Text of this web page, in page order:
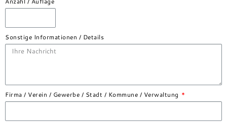
Sonstige Informationen / Details
Firma / Verein / Gewerbe / Stadt / Kommune / Verwaltung